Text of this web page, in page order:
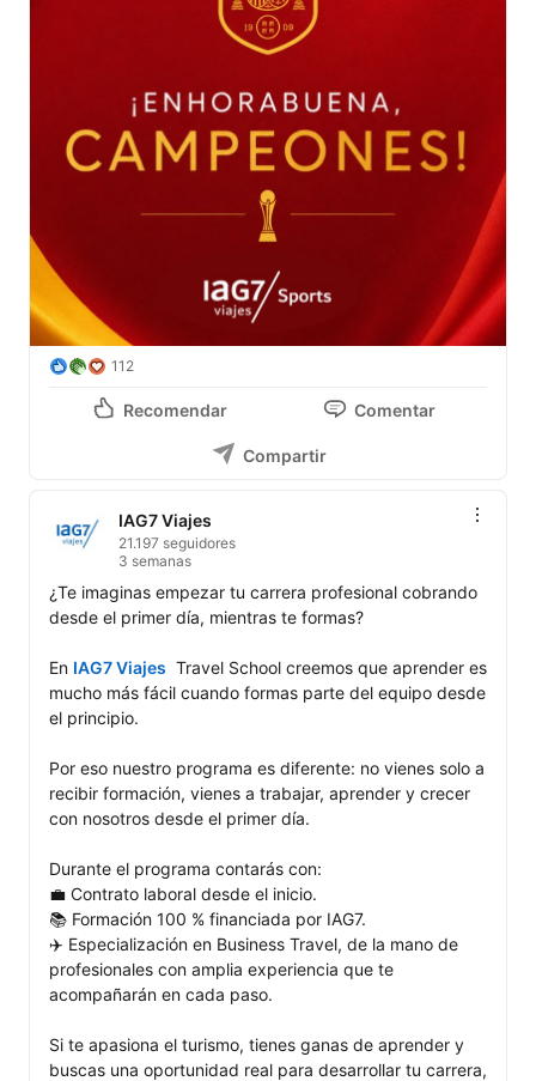
112
Recomendar Comentar
Compartir
IAG7 Viajes
21.197 seguidores
3 semanas
¿Te imaginas empezar tu carrera profesional cobrando
desde el primer día, mientras te formas?
En IAG7 Viajes
  Travel School creemos que aprender es
mucho más fácil cuando formas parte del equipo desde
el principio.
Por eso nuestro programa es diferente: no vienes solo a
recibir formación, vienes a trabajar, aprender y crecer
con nosotros desde el primer día.
Durante el programa contarás con:
💼 Contrato laboral desde el inicio.
📚 Formación 100 % financiada por IAG7.
✈️ Especialización en Business Travel, de la mano de
profesionales con amplia experiencia que te
acompañarán en cada paso.
Si te apasiona el turismo, tienes ganas de aprender y
buscas una oportunidad real para desarrollar tu carrera,